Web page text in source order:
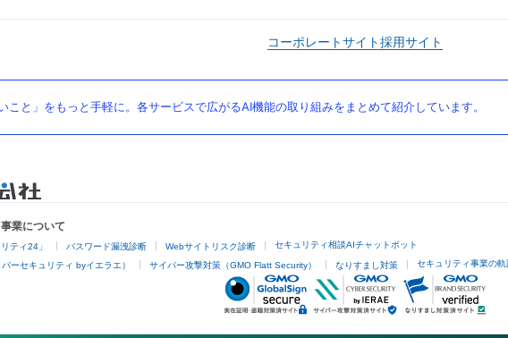
コーポレートサイト採用サイト
こと」をもっと手軽に。各サービスで広がるAI機能の取り組みをまとめて紹介しています。
業について
ティ24」 パスワード漏洩診断 Webサイトリスク診断 セキュリティ相談AIチャットボット
ーセキュリティ byイエラエ） サイバー攻撃対策（GMO Flatt Security） なりすまし対策 セキュリティ事業の軌